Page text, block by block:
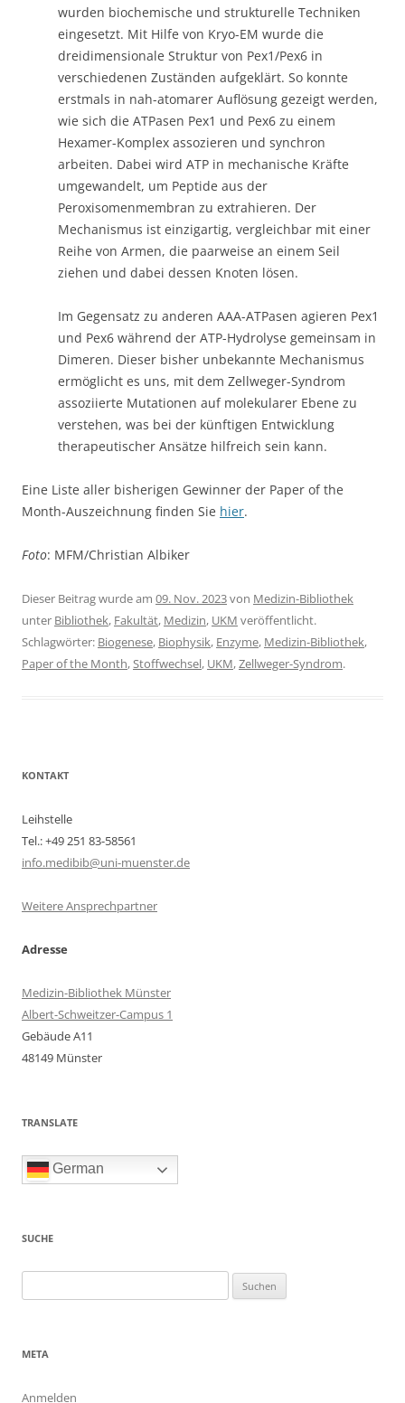
wurden biochemische und strukturelle Techniken
eingesetzt. Mit Hilfe von Kryo-EM wurde die
dreidimensionale Struktur von Pex1/Pex6 in
verschiedenen Zuständen aufgeklärt. So konnte
erstmals in nah-atomarer Auflösung gezeigt werden,
wie sich die ATPasen Pex1 und Pex6 zu einem
Hexamer-Komplex assozieren und synchron
arbeiten. Dabei wird ATP in mechanische Kräfte
umgewandelt, um Peptide aus der
Peroxisomenmembran zu extrahieren. Der
Mechanismus ist einzigartig, vergleichbar mit einer
Reihe von Armen, die paarweise an einem Seil
ziehen und dabei dessen Knoten lösen.
Im Gegensatz zu anderen AAA-ATPasen agieren Pex1
und Pex6 während der ATP-Hydrolyse gemeinsam in
Dimeren. Dieser bisher unbekannte Mechanismus
ermöglicht es uns, mit dem Zellweger-Syndrom
assoziierte Mutationen auf molekularer Ebene zu
verstehen, was bei der künftigen Entwicklung
therapeutischer Ansätze hilfreich sein kann.
Eine Liste aller bisherigen Gewinner der Paper of the
Month-Auszeichnung finden Sie hier.
Foto: MFM/Christian Albiker
Dieser Beitrag wurde am 09. Nov. 2023von Medizin-Bibliothek
unter Bibliothek, Fakultät, Medizin, UKM veröffentlicht.
Schlagwörter: Biogenese, Biophysik, Enzyme, Medizin-Bibliothek,
Paper of the Month,Stoffwechsel, UKM,Zellweger-Syndrom.
KONTAKT
Leihstelle
Tel.: +49 251 83-58561
info.medibib@uni-muenster.de
Weitere Ansprechpartner
Adresse
Medizin-Bibliothek Münster
Albert-Schweitzer-Campus 1
Gebäude A11
48149 Münster
TRANSLATE
German
SUCHE
nach:
META
Anmelden